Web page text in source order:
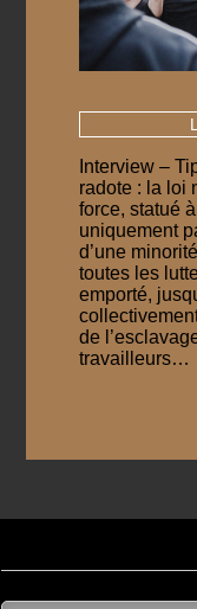
Interview –
radote : la loi
force, statué
uniquement
d’une
toutes les
emporté,
de
travailleurs…